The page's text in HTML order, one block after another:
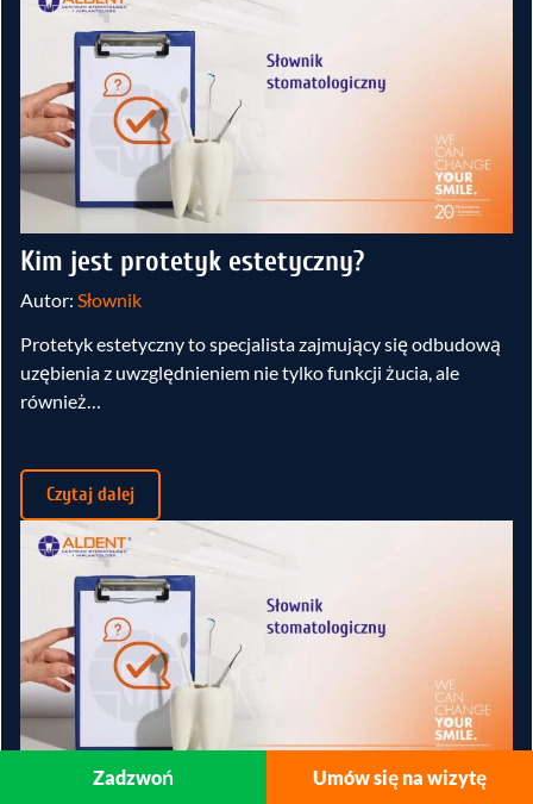
Kim jest protetyk estetyczny?
Autor: Słownik
Protetyk estetyczny to specjalista zajmujący się odbudową
uzębienia z uwzględnieniem nie tylko funkcji żucia, ale
również…
Czytaj dalej
Zadzwoń Umów się na wizytę